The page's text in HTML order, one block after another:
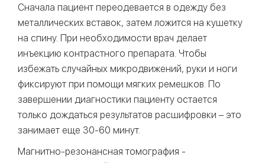
Сначала пациент переодевается в одежду без
металлических вставок, затем ложится на кушетку
на спину. При необходимости врач делает
инъекцию контрастного препарата. Чтобы
избежать случайных микродвижений, руки и ноги
фиксируют при помощи мягких ремешков. По
завершении диагностики пациенту остается
только дождаться результатов расшифровки – это
занимает еще 30-60 минут.
Магнитно-резонансная томография -